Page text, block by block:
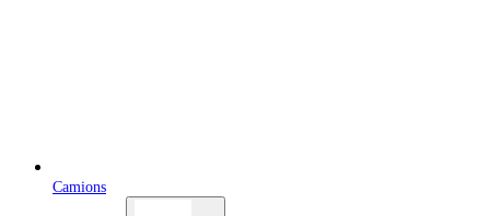
Camions